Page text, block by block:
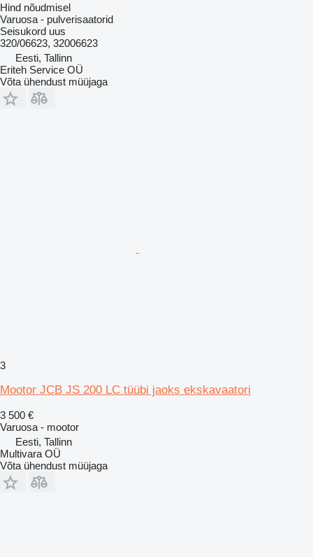
Hind nõudmisel
Varuosa - pulverisaatorid
Seisukord uus
320/06623, 32006623
Eesti, Tallinn
Eriteh Service OÜ
Võta ühendust müüjaga
3
Mootor JCB JS 200 LC tüübi jaoks ekskavaatori
3 500 €
Varuosa - mootor
Eesti, Tallinn
Multivara OÜ
Võta ühendust müüjaga